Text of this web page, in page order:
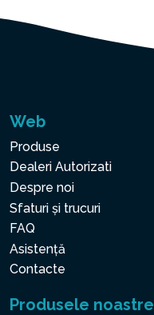
Web
Produse
Dealeri Autorizati
Despre noi
Sfaturi și trucuri
FAQ
Asistență
Contacte
Produsele noastre